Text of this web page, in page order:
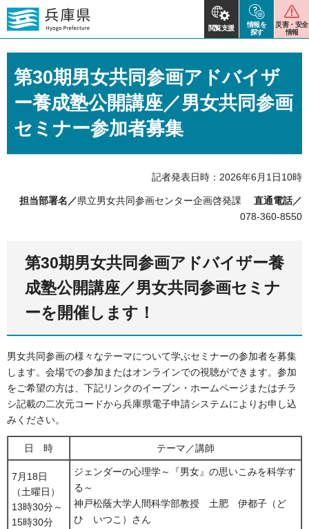
閲覧支援
情報を
探す
災害・安全
情報
第30期男女共同参画アドバイザ
ー養成塾公開講座／男女共同参画
セミナー参加者募集
記者発表日時：2026年6月1日10時
担当部署名／県立男女共同参画センター企画啓発課 直通電話／
078-360-8550
第30期男女共同参画アドバイザー養
成塾公開講座／男女共同参画セミナ
ーを開催します！
男女共同参画の様々なテーマについて学ぶセミナーの参加者を募集
します。会場での参加またはオンラインでの視聴ができます。参加
をご希望の方は、下記リンクのイーブン・ホームページまたはチラ
シ記載の二次元コードから兵庫県電子申請システムによりお申し込
みください。
日 時 テーマ／講師
7月18日
（土曜日）
13時30分～
15時30分
ジェンダーの心理学～『男女』の思いこみを科学す
る～
神戸松蔭大学人間科学部教授 土肥 伊都子（ど
ひ いつこ）さん